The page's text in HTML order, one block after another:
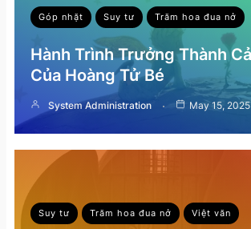
Góp nhặt Suy tư Trăm hoa đua nở
Hành Trình Trưởng Thành
Của Hoàng Tử Bé
System Administration May 15, 2025
Suy tư Trăm hoa đua nở Việt văn